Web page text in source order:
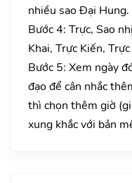
nhiều sao Đại Hung.
Bước 4: Trực, Sao
Khai, Trực Kiến,
Bước 5: Xem ngày
đạo để cân nhắc
thì chọn thêm giờ
xung khắc với bản